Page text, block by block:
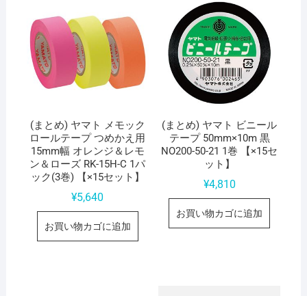
(まとめ) ヤマト メモック
ロールテープ つめかえ用
15mm幅 オレンジ＆レモ
ン＆ローズ RK-15H-C 1パ
ック(3巻) 【×15セット】
¥5,640
お買い物カゴに追加
(まとめ) ヤマト ビニール
テープ 50mm×10m 黒
NO200-50-21 1巻 【×15セ
ット】
¥4,810
お買い物カゴに追加